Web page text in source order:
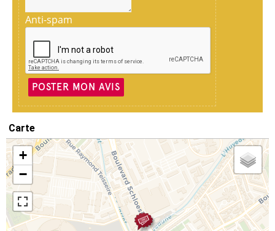
Anti-spam
POSTER MON AVIS
Carte
+
−